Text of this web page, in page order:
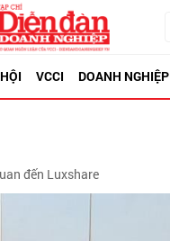
VCCI DOANH NGHIỆP
đến Luxshare